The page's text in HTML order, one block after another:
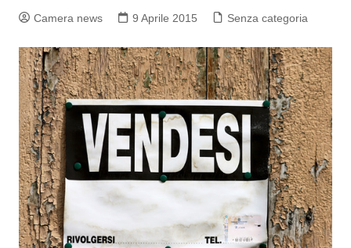
Camera news 9 Aprile 2015 Senza categoria